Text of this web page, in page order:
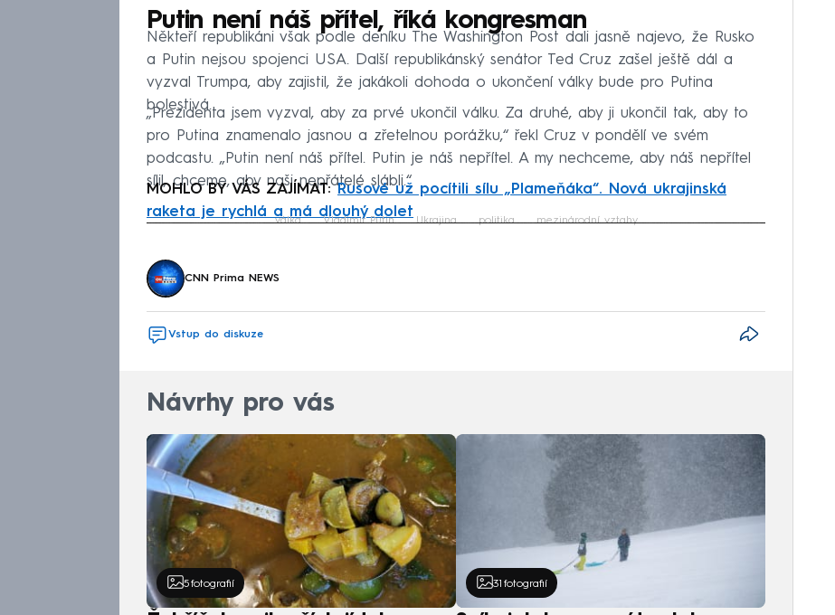
Putin není náš přítel, říká kongresman
Někteří republikáni však podle deníku The Washington Post dali jasně najevo, že Rusko
a Putin nejsou spojenci USA. Další republikánský senátor Ted Cruz zašel ještě dál a
vyzval Trumpa, aby zajistil, že jakákoli dohoda o ukončení války bude pro Putina
bolestivá.
„Prezidenta jsem vyzval, aby za prvé ukončil válku. Za druhé, aby ji ukončil tak, aby to
pro Putina znamenalo jasnou a zřetelnou porážku,“ řekl Cruz v pondělí ve svém
podcastu. „Putin není náš přítel. Putin je náš nepřítel. A my nechceme, aby náš nepřítel
sílil, chceme, aby naši nepřátelé slábli.“
MOHLO BY VÁS ZAJÍMAT:Rusové už pocítili sílu „Plameňáka“. Nová ukrajinská
raketa je rychlá a má dlouhý dolet
válka Vladimir Putin Ukrajina politika mezinárodní vztahy
CNN Prima NEWS
Vstup do diskuze
Návrhy pro vás
5 fotografií 31 fotografií